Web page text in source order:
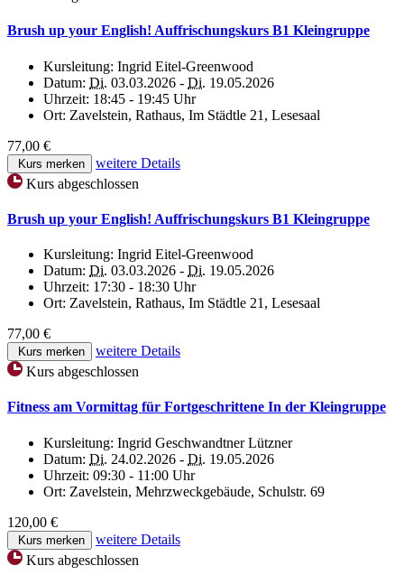
Brush up your English! Auffrischungskurs B1 Kleingruppe
Kursleitung: Ingrid Eitel-Greenwood
Datum: Di. 03.03.2026 - Di. 19.05.2026
Uhrzeit: 18:45 - 19:45 Uhr
Ort: Zavelstein, Rathaus, Im Städtle 21, Lesesaal
77,00 €
Kurs merken
weitere Details
Kurs abgeschlossen
Brush up your English! Auffrischungskurs B1 Kleingruppe
Kursleitung: Ingrid Eitel-Greenwood
Datum: Di. 03.03.2026 - Di. 19.05.2026
Uhrzeit: 17:30 - 18:30 Uhr
Ort: Zavelstein, Rathaus, Im Städtle 21, Lesesaal
77,00 €
Kurs merken
weitere Details
Kurs abgeschlossen
Fitness am Vormittag für Fortgeschrittene In der Kleingruppe
Kursleitung: Ingrid Geschwandtner Lützner
Datum: Di. 24.02.2026 - Di. 19.05.2026
Uhrzeit: 09:30 - 11:00 Uhr
Ort: Zavelstein, Mehrzweckgebäude, Schulstr. 69
120,00 €
Kurs merken
weitere Details
Kurs abgeschlossen